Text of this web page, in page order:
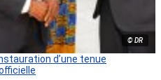
© DR
d’une tenue